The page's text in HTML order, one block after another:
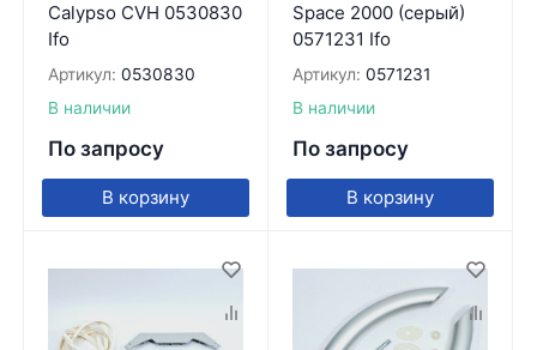
Calypso CVH 0530830
Ifo
Артикул: 0530830
В наличии
По запросу
В корзину
Space 2000 (серый)
0571231 Ifo
Артикул: 0571231
В наличии
По запросу
В корзину